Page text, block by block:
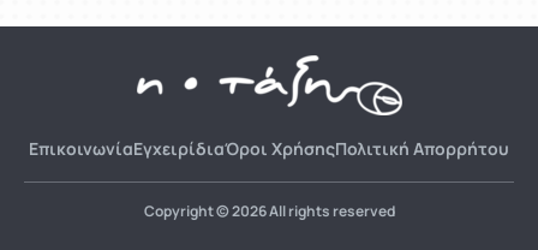
ΕπικοινωνίαΕγχειρίδιαΌροι ΧρήσηςΠολιτική Απορρήτου
Copyright © 2026 All rights reserved